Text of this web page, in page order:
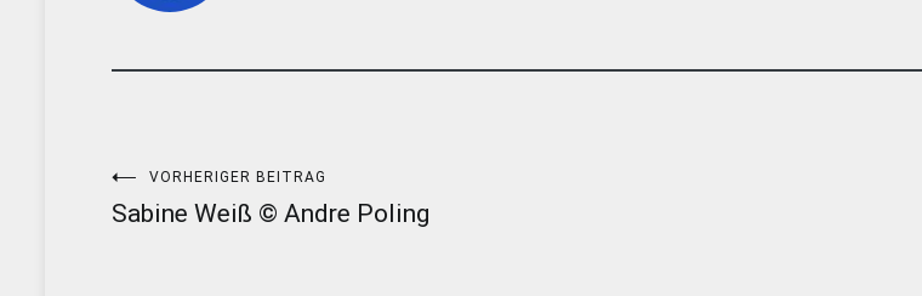
Beitragsnavigation
VORHERIGER BEITRAG
Sabine Weiß © Andre Poling